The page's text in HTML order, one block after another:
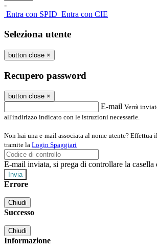
-
Entra con SPID Entra con CIE
Seleziona utente
button close ×
Recupero password
button close ×
E-mail Verrà
all'indirizzo indicato con le istruzioni necessarie.
Non hai una e-mail associata al nome utente? Effettua
tramite la Login Spaggiari
E-mail inviata, si prega di controllare la casella
Errore
Chiudi
Successo
Chiudi
Informazione